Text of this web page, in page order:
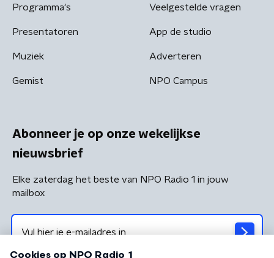
Programma's
Presentatoren
Muziek
Gemist
Veelgestelde vragen
App de studio
Adverteren
NPO Campus
Abonneer je op onze wekelijkse
nieuwsbrief
Elke zaterdag het beste van NPO Radio 1 in jouw
mailbox